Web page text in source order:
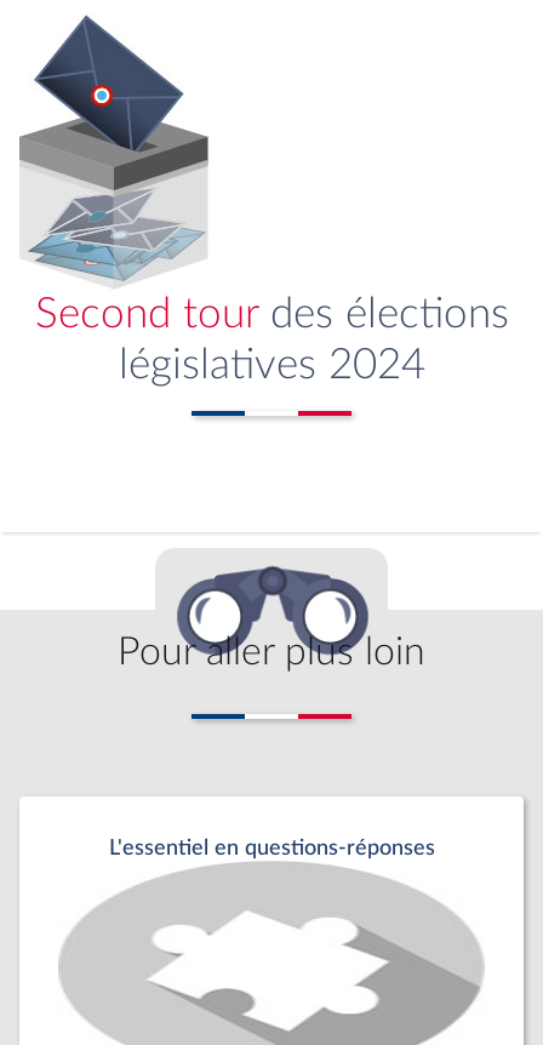
Second tourdes élections
législatives 2024
Pour aller plus loin
L'essentiel en questions-réponses